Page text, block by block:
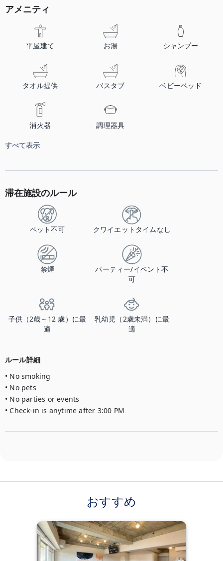
アメニティ
平屋建て お湯 シャンプー
タオル提供 バスタブ ベビーベッド
消火器 調理器具
すべて表示
滞在施設のルール
ペット不可 クワイエットタイムなし
禁煙
パーティー/イベント不
可
子供（2歳～12 歳）に最
適
乳幼児（2歳未満）に最
適
ルール詳細
• No smoking
• No pets
• No parties or events
• Check-in is anytime after 3:00 PM
おすすめ